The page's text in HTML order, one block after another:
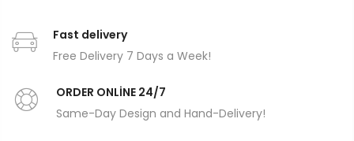
Fast delivery
Free Delivery 7 Days a Week!
ORDER ONLİNE 24/7
Same-Day Design and Hand-Delivery!